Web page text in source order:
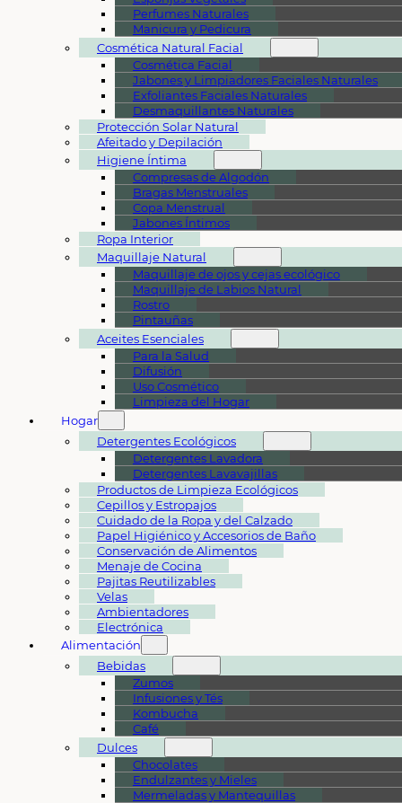
Perfumes Naturales
Manicura y Pedicura
Cosmética Natural Facial
Cosmética Facial
Jabones y Limpiadores Faciales Naturales
Exfoliantes Faciales Naturales
Desmaquillantes Naturales
Protección Solar Natural
Afeitado y Depilación
Higiene Íntima
Compresas de Algodón
Bragas Menstruales
Copa Menstrual
Jabones Íntimos
Ropa Interior
Maquillaje Natural
Maquillaje de ojos y cejas ecológico
Maquillaje de Labios Natural
Rostro
Pintauñas
Aceites Esenciales
Para la Salud
Difusión
Uso Cosmético
Limpieza del Hogar
Hogar
Detergentes Ecológicos
Detergentes Lavadora
Detergentes Lavavajillas
Productos de Limpieza Ecológicos
Cepillos y Estropajos
Cuidado de la Ropa y del Calzado
Papel Higiénico y Accesorios de Baño
Conservación de Alimentos
Menaje de Cocina
Pajitas Reutilizables
Velas
Ambientadores
Electrónica
Alimentación
Bebidas
Zumos
Infusiones y Tés
Kombucha
Café
Dulces
Chocolates
Endulzantes y Mieles
Mermeladas y Mantequillas